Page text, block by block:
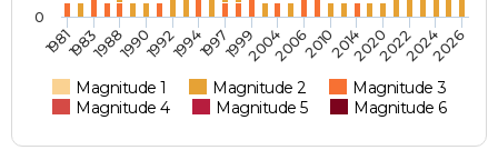
Magnitude 1 Magnitude 2
Magnitude 3
Magnitude 4
Magnitude 5 Magnitude 6
1981198319881990199219941997199920042006201020142020202220242026
0